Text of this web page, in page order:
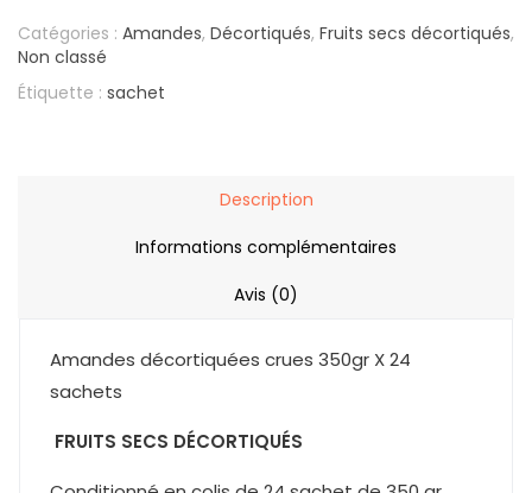
Catégories : Amandes, Décortiqués, Fruits secs décortiqués,
Non classé
Étiquette : sachet
Description
Informations complémentaires
Avis (0)
Amandes décortiquées crues 350gr X 24
sachets
FRUITS SECS DÉCORTIQUÉS